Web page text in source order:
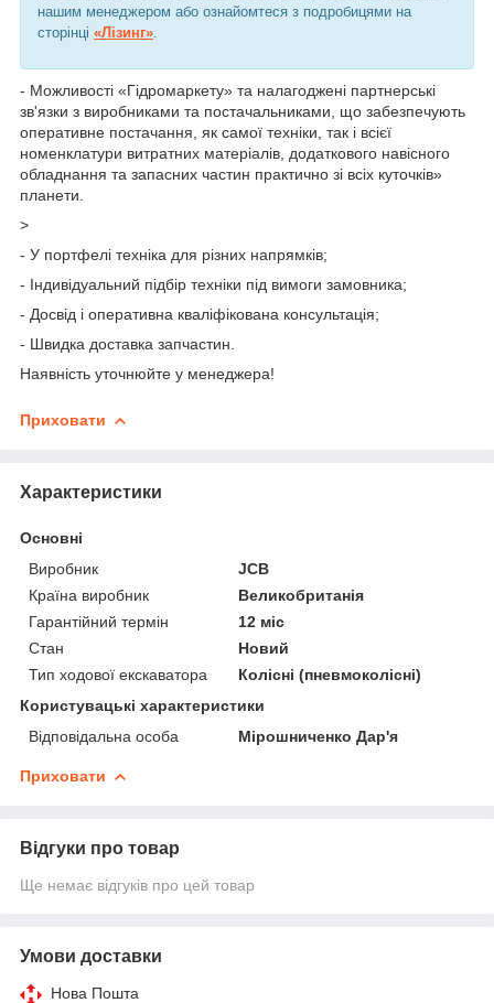
нашим менеджером або ознайомтеся з подробицями на
сторінці «Лізинг»
- Можливості «Гідромаркету» та налагоджені партнерські
зв'язки з виробниками та постачальниками, що забезпечують
оперативне постачання, як самої техніки, так і всієї
номенклатури витратних матеріалів, додаткового навісного
обладнання та запасних частин практично зі всіх куточків»
планети.
>
- У портфелі техніка для різних напрямків;
- Індивідуальний підбір техніки під вимоги замовника;
- Досвід і оперативна кваліфікована консультація;
- Швидка доставка запчастин.
Наявність уточнюйте у менеджера!
Приховати
Характеристики
Основні
Виробник
JCB
Країна виробник
Великобританія
Гарантійний термін
12 міс
Стан
Новий
Тип ходової екскаватора
Колісні (пневмоколісні)
Користувацькі характеристики
Відповідальна особа
Мірошниченко Дар'я
Приховати
Відгуки про товар
Ще немає відгуків про цей товар
Умови доставки
Нова Пошта